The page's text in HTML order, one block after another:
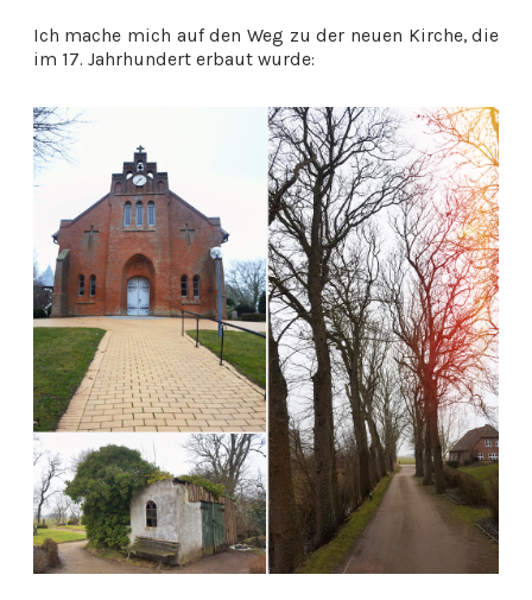
Ich mache mich auf den Weg zu der neuen Kirche, die
im 17. Jahrhundert erbaut wurde: